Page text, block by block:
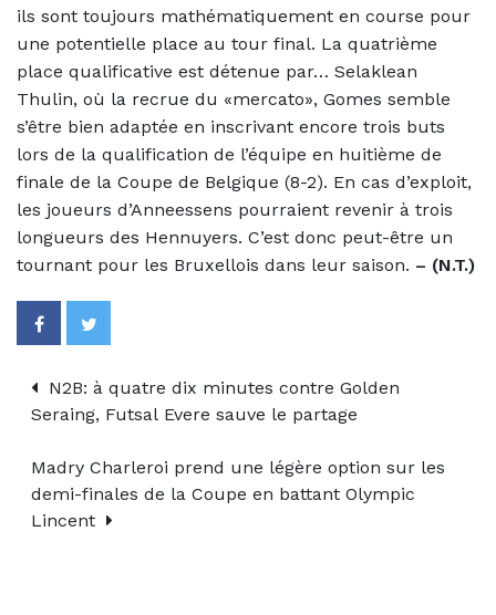
ils sont toujours mathématiquement en course pour
une potentielle place au tour final. La quatrième
place qualificative est détenue par… Selaklean
Thulin, où la recrue du «mercato», Gomes semble
s’être bien adaptée en inscrivant encore trois buts
lors de la qualification de l’équipe en huitième de
finale de la Coupe de Belgique (8-2). En cas d’exploit,
les joueurs d’Anneessens pourraient revenir à trois
longueurs des Hennuyers. C’est donc peut-être un
tournant pour les Bruxellois dans leur saison. – (N.T.)
N2B: à quatre dix minutes contre Golden
Seraing, Futsal Evere sauve le partage
Madry Charleroi prend une légère option sur les
demi-finales de la Coupe en battant Olympic
Lincent